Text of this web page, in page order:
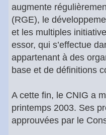
augmente
(RGE), le
et les multiples
essor, qui s’effectue
appartenant à des
base et de définitions
A cette fin, le CNIG a
printemps 2003. Ses
approuvées par le